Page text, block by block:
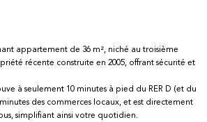
appartement de 36 m², niché au troisième
récente construite en 2005, offrant sécurité et
à seulement 10 minutes à pied du RER D (et du
des commerces locaux, et est directement
simplifiant ainsi votre quotidien.